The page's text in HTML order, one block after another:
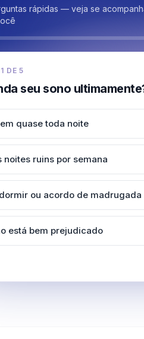
rápidas — veja se
1 DE5
seu sono
quase toda noite
noites ruins por semana
ou acordo de madrugada
está bem prejudicado